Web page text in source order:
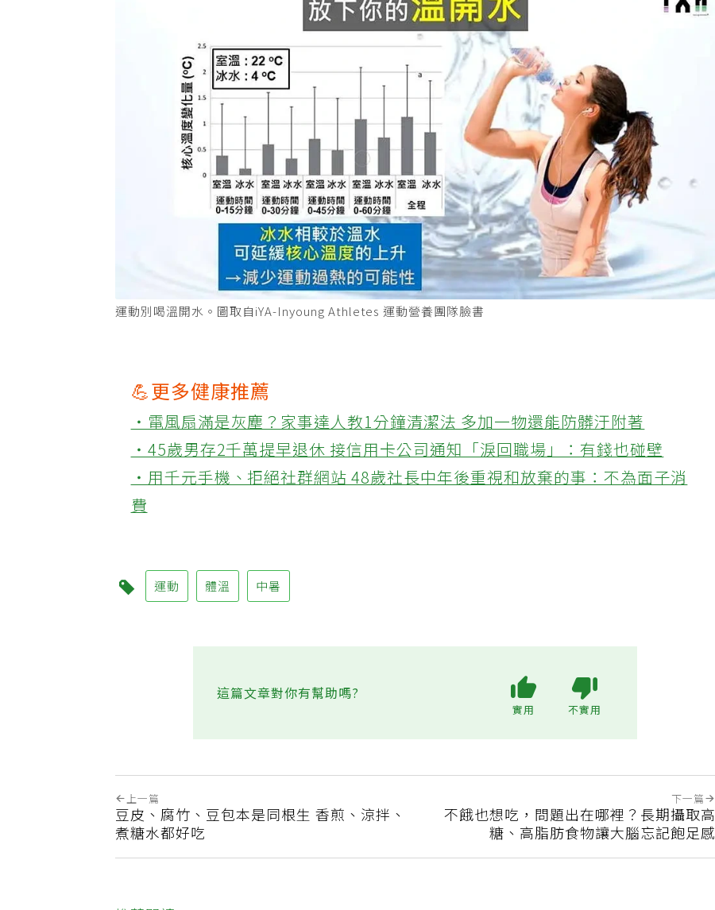
運動別喝溫開水。圖取自iYA-Inyoung Athletes 運動營養團隊臉書
💪更多健康推薦
‧電風扇滿是灰塵？家事達人教1分鐘清潔法 多加一物還能防髒汙附著
‧45歲男存2千萬提早退休 接信用卡公司通知「淚回職場」：有錢也碰壁
‧用千元手機、拒絕社群網站 48歲社長中年後重視和放棄的事：不為面子消
費
運動 體溫 中暑
上一篇
豆皮、腐竹、豆包本是同根生 香煎、涼拌、
煮糖水都好吃
下一篇
不餓也想吃，問題出在哪裡？長期攝取高
糖、高脂肪食物讓大腦忘記飽足感